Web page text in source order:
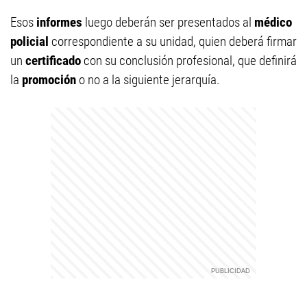
Esos informes luego deberán ser presentados al médico
policial correspondiente a su unidad, quien deberá firmar
un certificado con su conclusión profesional, que definirá
la promoción o no a la siguiente jerarquía.